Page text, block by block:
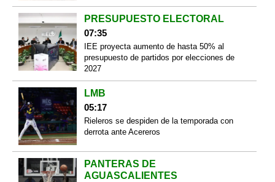
PRESUPUESTO ELECTORAL
07:35
IEE proyecta aumento de hasta 50% al
presupuesto de partidos por elecciones de
2027
LMB
05:17
Rieleros se despiden de la temporada con
derrota ante Acereros
PANTERAS DE
AGUASCALIENTES